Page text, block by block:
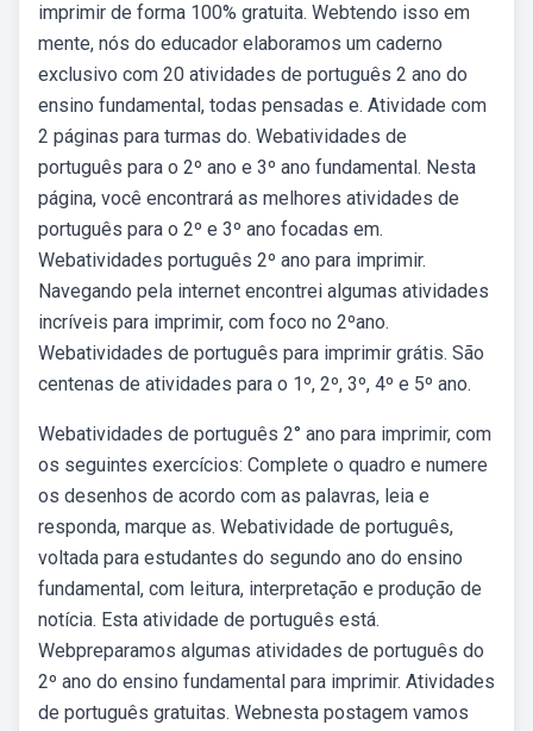
imprimir de forma 100% gratuita. Webtendo isso em
mente, nós do educador elaboramos um caderno
exclusivo com 20 atividades de português 2 ano do
ensino fundamental, todas pensadas e. Atividade com
2 páginas para turmas do. Webatividades de
português para o 2º ano e 3º ano fundamental. Nesta
página, você encontrará as melhores atividades de
português para o 2º e 3º ano focadas em.
Webatividades português 2º ano para imprimir.
Navegando pela internet encontrei algumas atividades
incríveis para imprimir, com foco no 2ºano.
Webatividades de português para imprimir grátis. São
centenas de atividades para o 1º, 2º, 3º, 4º e 5º ano.
Webatividades de português 2° ano para imprimir, com
os seguintes exercícios: Complete o quadro e numere
os desenhos de acordo com as palavras, leia e
responda, marque as. Webatividade de português,
voltada para estudantes do segundo ano do ensino
fundamental, com leitura, interpretação e produção de
notícia. Esta atividade de português está.
Webpreparamos algumas atividades de português do
2º ano do ensino fundamental para imprimir. Atividades
de português gratuitas. Webnesta postagem vamos